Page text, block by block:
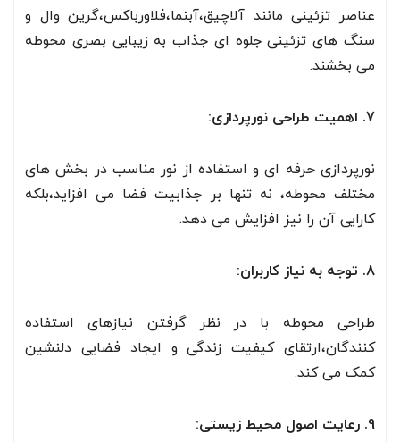
عناصر تزئینی مانند آلاچیق،آبنما،فلاورباکس،گرین وال و
سنگ های تزئینی جلوه ای جذاب به زیبایی بصری محوطه
می بخشند.
7. اهمیت طراحی نورپردازی:
نورپردازی حرفه ای و استفاده از نور مناسب در بخش های
مختلف محوطه، نه تنها بر جذابیت فضا می افزاید،بلکه
کارایی آن را نیز افزایش می دهد.
8. توجه به نیاز کاربران:
طراحی محوطه با در نظر گرفتن نیازهای استفاده
کنندگان،ارتقای کیفیت زندگی و ایجاد فضایی دلنشین
کمک می کند.
9. رعایت اصول محیط زیستی: